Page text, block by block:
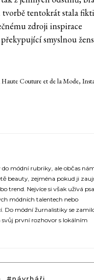
tvorbě tentokrát stala
zdroji inspirace
smyslnou
Haute Couture et de la Mode,
módní rubriky, ale občas
beauty, zejména pokud ji
trend. Nejvíce si však užívá
módních talentech nebo
Do módní žurnalistiky se
svůj první rozhovor s lokálním
#návrháři